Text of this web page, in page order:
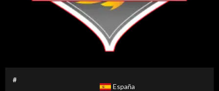
#
España